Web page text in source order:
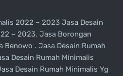
2022 – 2023 Jasa Desain
– 2023. Jasa Borongan
Benowo . Jasa Desain Rumah
Desain Rumah Minimalis
Desain Rumah Minimalis Yg